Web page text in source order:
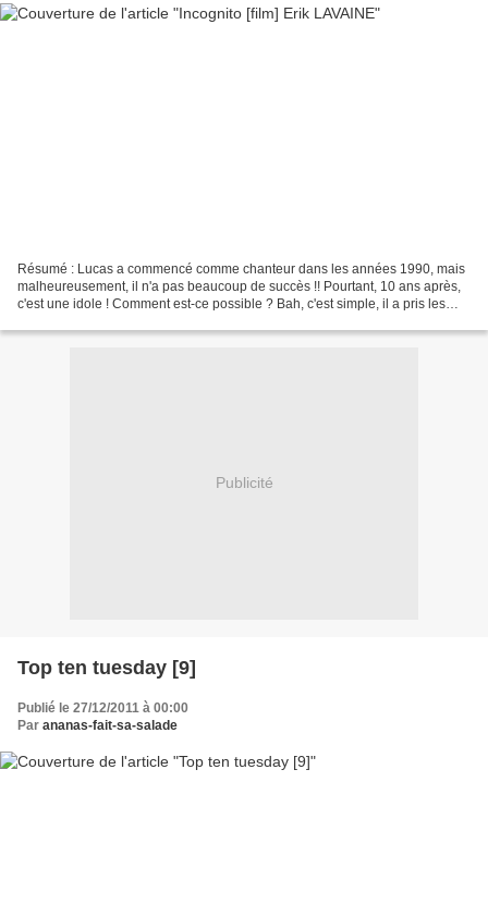
Résumé : Lucas a commencé comme chanteur dans les années 1990, mais
malheureusement, il n'a pas beaucoup de succès !! Pourtant, 10 ans après,
c'est une idole ! Comment est-ce possible ? Bah, c'est simple, il a pris les
Publicité
Top ten tuesday [9]
Publié le 27/12/2011 à 00:00
Par ananas-fait-sa-salade